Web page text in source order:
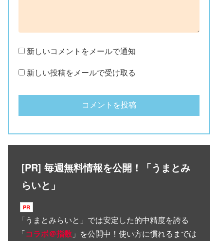
新しいコメントをメールで通知
新しい投稿をメールで受け取る
[PR] 毎週無料情報を公開！「うまとみ
らいと」
「うまとみらいと 」では安定した的中精度を誇る
「コラボ＠指数 」を公開中！使い方に慣れるまでは